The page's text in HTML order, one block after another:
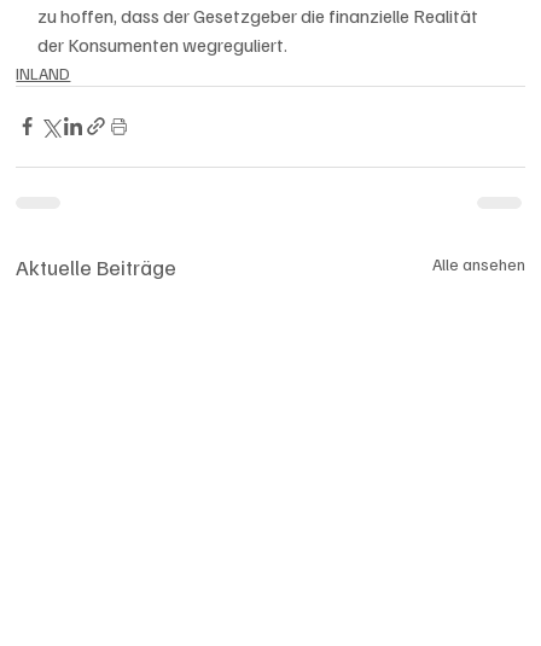
zu hoffen, dass der Gesetzgeber die finanzielle Realität
der Konsumenten wegreguliert.
INLAND
Aktuelle Beiträge Alle ansehen